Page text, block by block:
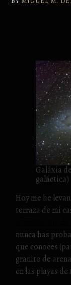
Galáxia
galáctica)
Hoy me he
terraza de mi
nunca has
que conoces
granito de
en las playas